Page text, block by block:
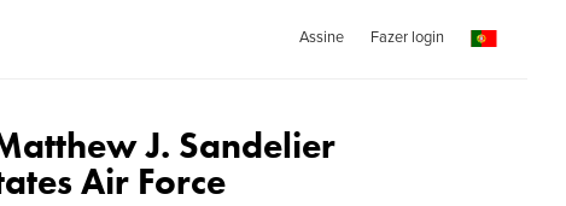
Assine Fazer login
J. Sandelier
Air Force